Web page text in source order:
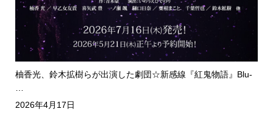
柚香光、鈴木拡樹らが出演した劇団☆新感線『紅鬼物語』Blu-
2026年4月17日